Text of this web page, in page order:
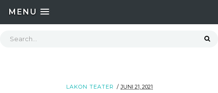
MENU
LAKON TEATER JUNI 21, 2021